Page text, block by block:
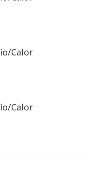
Calor
Calor